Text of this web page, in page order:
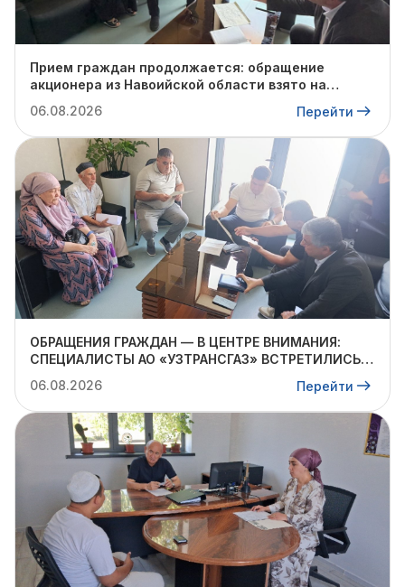
Прием граждан продолжается: обращение
акционера из Навоийской области взято на
06.08.2026 Перейти
ОБРАЩЕНИЯ ГРАЖДАН — В ЦЕНТРЕ ВНИМАНИЯ:
СПЕЦИАЛИСТЫ АО «УЗТРАНСГАЗ» ВСТРЕТИЛИСЬ С
06.08.2026 Перейти